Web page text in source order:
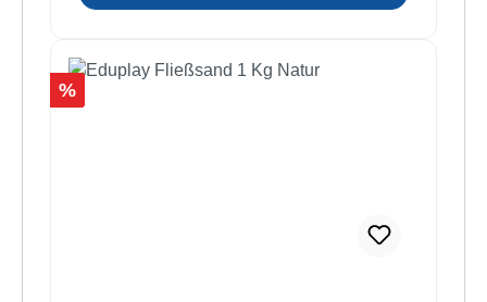
Rabatt
%